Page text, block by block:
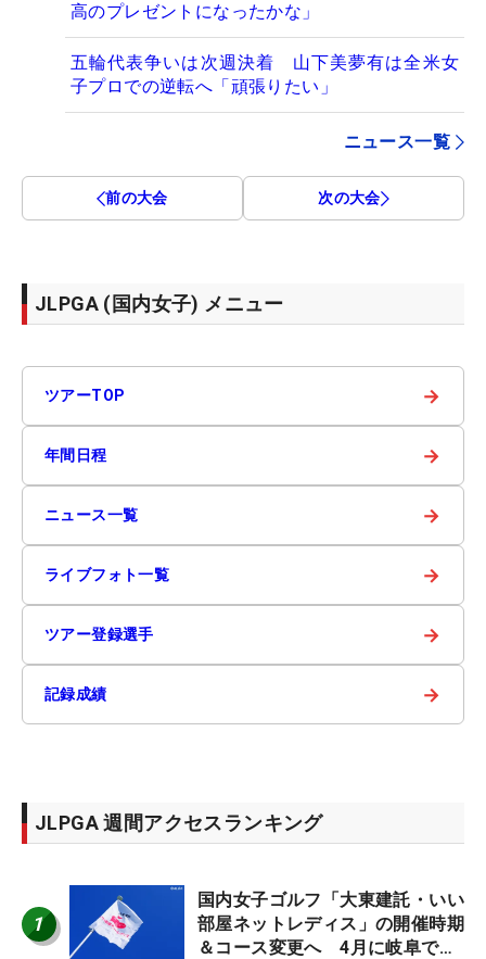
高のプレゼントになったかな」
五輪代表争いは次週決着 山下美夢有は全米女
子プロでの逆転へ「頑張りたい」
ニュース一覧
前の大会 次の大会
JLPGA (国内女子) メニュー
ツアーTOP →
年間日程 →
ニュース一覧 →
ライブフォト一覧 →
ツアー登録選手 →
記録成績 →
JLPGA 週間アクセスランキング
1
国内女子ゴルフ「大東建託・いい
部屋ネットレディス」の開催時期
＆コース変更へ 4月に岐阜で開